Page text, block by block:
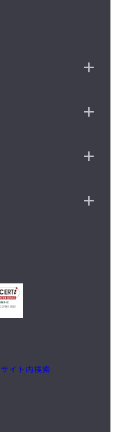
サイト内検索